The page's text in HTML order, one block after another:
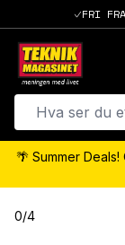
FRI
🌴 Summer Deals!
0/4